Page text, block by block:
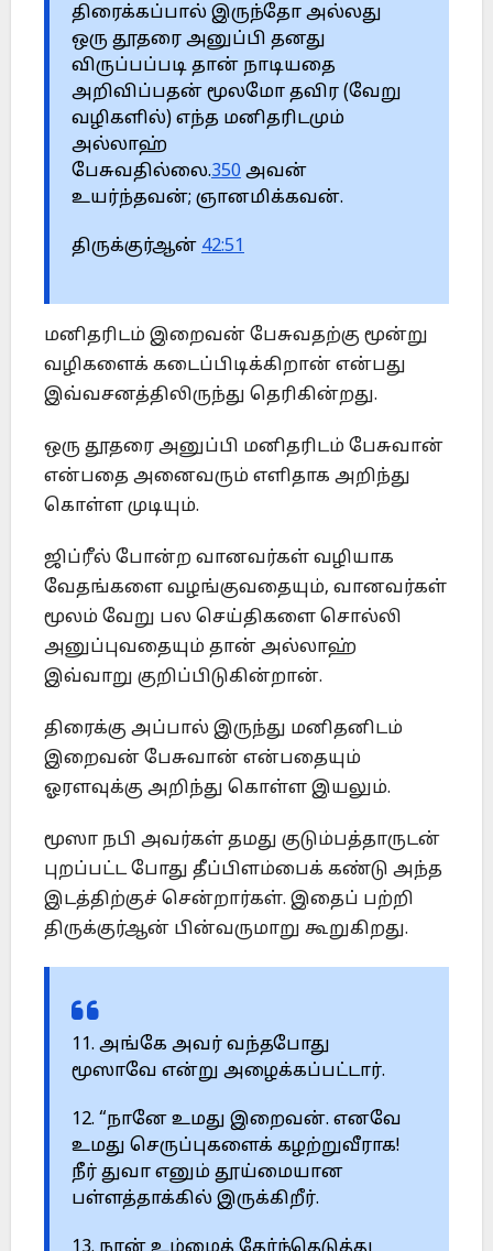
திரைக்கப்பால் இருந்தோ அல்லது
ஒரு தூதரை அனுப்பி தனது
விருப்பப்படி தான் நாடியதை
அறிவிப்பதன் மூலமோ தவிர (வேறு
வழிகளில்) எந்த மனிதரிடமும்
அல்லாஹ்
பேசுவதில்லை.350 அவன்
உயர்ந்தவன்; ஞானமிக்கவன்.
திருக்குர்ஆன் 42:51
மனிதரிடம் இறைவன் பேசுவதற்கு மூன்று
வழிகளைக் கடைப்பிடிக்கிறான் என்பது
இவ்வசனத்திலிருந்து தெரிகின்றது.
ஒரு தூதரை அனுப்பி மனிதரிடம் பேசுவான்
என்பதை அனைவரும் எளிதாக அறிந்து
கொள்ள முடியும்.
ஜிப்ரீல் போன்ற வானவர்கள் வழியாக
வேதங்களை வழங்குவதையும், வானவர்கள்
மூலம் வேறு பல செய்திகளை சொல்லி
அனுப்புவதையும் தான் அல்லாஹ்
இவ்வாறு குறிப்பிடுகின்றான்.
திரைக்கு அப்பால் இருந்து மனிதனிடம்
இறைவன் பேசுவான் என்பதையும்
ஓரளவுக்கு அறிந்து கொள்ள இயலும்.
மூஸா நபி அவர்கள் தமது குடும்பத்தாருடன்
புறப்பட்ட போது தீப்பிளம்பைக் கண்டு அந்த
இடத்திற்குச் சென்றார்கள். இதைப் பற்றி
திருக்குர்ஆன் பின்வருமாறு கூறுகிறது.
11. அங்கே அவர் வந்தபோது
மூஸாவே என்று அழைக்கப்பட்டார்.
12. “நானே உமது இறைவன். எனவே
உமது செருப்புகளைக் கழற்றுவீராக!
நீர் துவா எனும் தூய்மையான
பள்ளத்தாக்கில் இருக்கிறீர்.